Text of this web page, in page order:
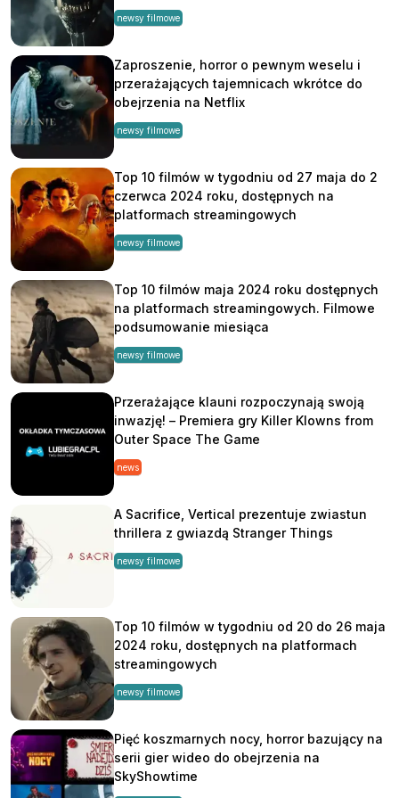
newsy filmowe
Zaproszenie, horror o pewnym weselu i
przerażających tajemnicach wkrótce do
obejrzenia na Netflix
newsy filmowe
Top 10 filmów w tygodniu od 27 maja do 2
czerwca 2024 roku, dostępnych na
platformach streamingowych
newsy filmowe
Top 10 filmów maja 2024 roku dostępnych
na platformach streamingowych. Filmowe
podsumowanie miesiąca
newsy filmowe
Przerażające klauni rozpoczynają swoją
inwazję! – Premiera gry Killer Klowns from
Outer Space The Game
news
A Sacrifice, Vertical prezentuje zwiastun
thrillera z gwiazdą Stranger Things
newsy filmowe
Top 10 filmów w tygodniu od 20 do 26 maja
2024 roku, dostępnych na platformach
streamingowych
newsy filmowe
Pięć koszmarnych nocy, horror bazujący na
serii gier wideo do obejrzenia na
SkyShowtime